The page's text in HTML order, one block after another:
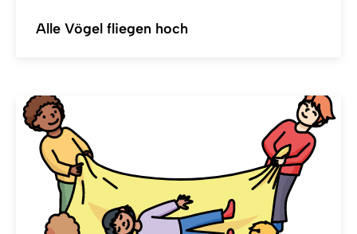
Alle Vögel fliegen hoch